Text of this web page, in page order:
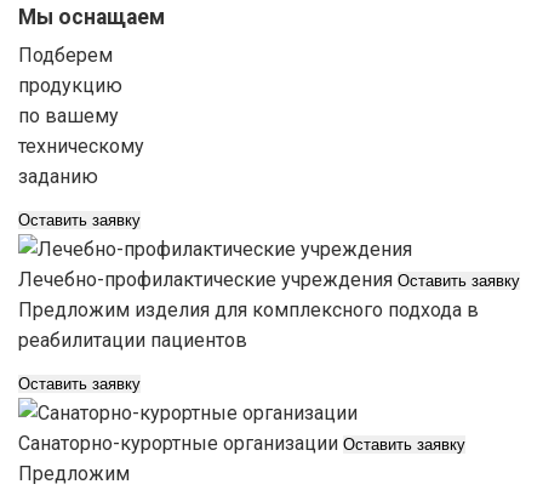
Мы оснащаем
Подберем
продукцию
по вашему
техническому
заданию
Оставить заявку
Лечебно-профилактические учреждения Оставить заявку
Предложим изделия для комплексного подхода в
реабилитации пациентов
Оставить заявку
Санаторно-курортные организации Оставить заявку
Предложим